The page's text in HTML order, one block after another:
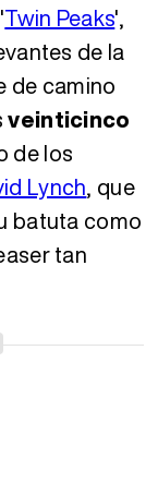
Twin Peaks',
de la
de camino
veinticinco
de los
Lynch, que
batuta como
tan